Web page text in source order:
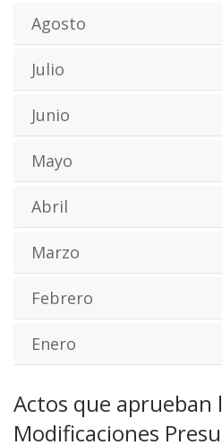
Agosto
Julio
Junio
Mayo
Abril
Marzo
Febrero
Enero
Actos que aprueban
Modificaciones